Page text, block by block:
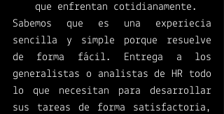
que enfrentan cotidianamente.
Sabemos que es una experiecia
sencilla y simple porque resuelve
de forma fácil. Entrega a los
generalistas o analistas de HR todo
lo que necesitan para desarrollar
sus tareas de forma satisfactoria,